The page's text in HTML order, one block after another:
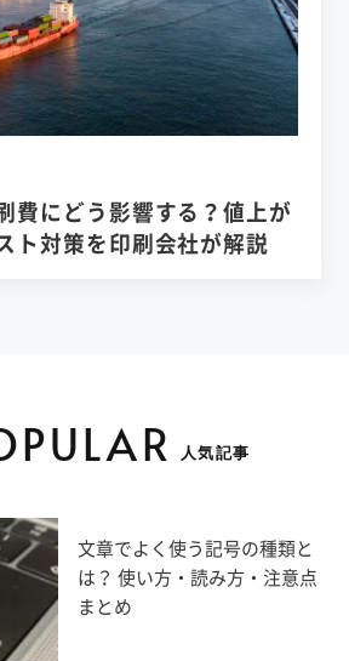
費にどう影響する？値上が
ト対策を印刷会社が解説
人気記事
文章でよく使う記号の種類と
は？ 使い方・読み方・注意点
まとめ